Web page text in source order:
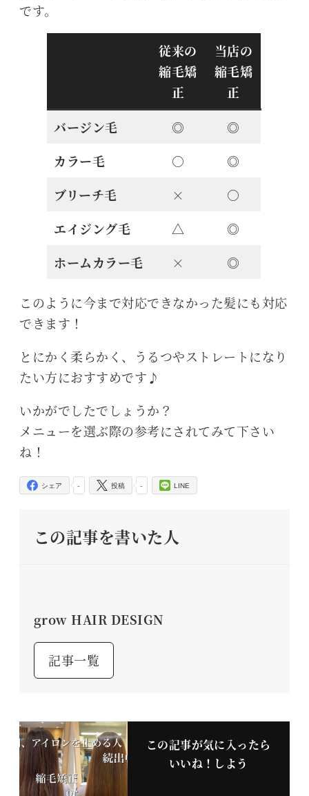
です。
従来の
縮毛矯
正
当店の
縮毛矯
正
バージン毛
◎
◎
カラー毛
○
◎
ブリーチ毛
×
○
エイジング毛
△
◎
ホームカラー毛
× ◎
このように今まで対応できなかった髪にも対応
できます！
とにかく柔らかく、うるつやストレートになり
たい方におすすめです♪
いかがでしたでしょうか？
メニューを選ぶ際の参考にされてみて下さい
ね！
-
シェア -
投稿 LINE
この記事を書いた人
grow HAIR DESIGN
記事一覧
この記事が気に入ったら
いいね！しよう